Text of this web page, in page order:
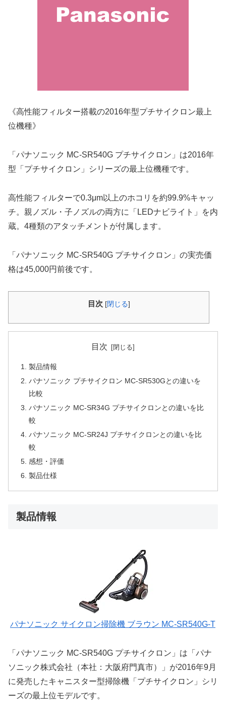
《高性能フィルター搭載の2016年型プチサイクロン最上
位機種》
「パナソニック MC-SR540G プチサイクロン」は2016年
型「プチサイクロン」シリーズの最上位機種です。
高性能フィルターで0.3μm以上のホコリを約99.9%キャッ
チ。親ノズル・子ノズルの両方に「LEDナビライト」を内
蔵。4種類のアタッチメントが付属します。
「パナソニック MC-SR540G プチサイクロン」の実売価
格は45,000円前後です。
目次 [閉じる]
目次
製品情報
パナソニック プチサイクロン MC-SR530Gとの違いを
比較
パナソニック MC-SR34G プチサイクロンとの違いを比
較
パナソニック MC-SR24J プチサイクロンとの違いを比
較
感想・評価
製品仕様
製品情報
パナソニック サイクロン掃除機 ブラウン MC-SR540G-T
「パナソニック MC-SR540G プチサイクロン」は「パナ
ソニック株式会社（本社：大阪府門真市）」が2016年9月
に発売したキャニスター型掃除機「プチサイクロン」シリ
ーズの最上位モデルです。